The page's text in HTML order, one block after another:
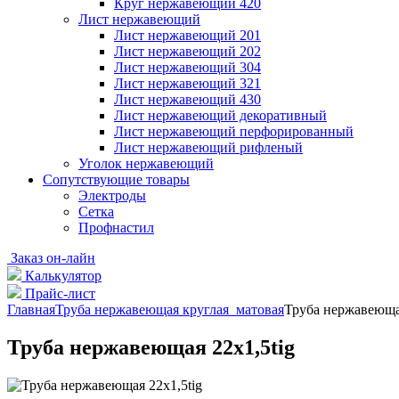
Круг нержавеющий 420
Лист нержавеющий
Лист нержавеющий 201
Лист нержавеющий 202
Лист нержавеющий 304
Лист нержавеющий 321
Лист нержавеющий 430
Лист нержавеющий декоративный
Лист нержавеющий перфорированный
Лист нержавеющий рифленый
Уголок нержавеющий
Cопутствующие товары
Электроды
Сетка
Профнастил
Заказ он-лайн
Калькулятор
Прайс-лист
ГлавнаяТруба нержавеющая круглая матоваяТруба
Труба нержавеющая 22х1,5tig